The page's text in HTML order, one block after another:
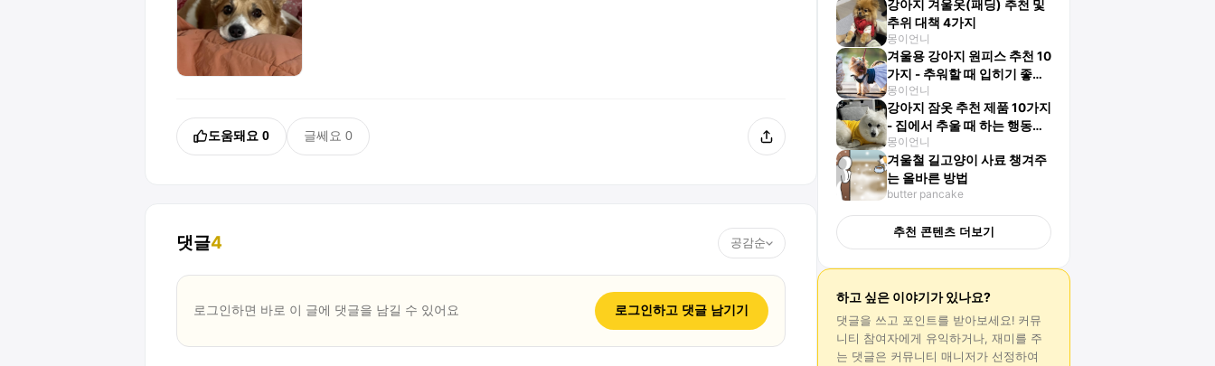
도움돼요 0 글쎄요 0
댓글4 공감순
로그인하면 바로 이 글에 댓글을 남길 수 있어요 로그인하고 댓글 남기기
강아지 겨울옷(패딩) 추천 및
추위 대책 4가지
몽이언니
겨울용 강아지 원피스 추천 10
가지 - 추워할 때 입히기 좋아
요
몽이언니
강아지 잠옷 추천 제품 10가지
- 집에서 추울 때 하는 행동
은?
몽이언니
겨울철 길고양이 사료 챙겨주
는 올바른 방법
butter pancake
추천 콘텐츠 더보기
하고 싶은 이야기가 있나요?
댓글을 쓰고 포인트를 받아보세요! 커뮤
니티 참여자에게 유익하거나, 재미를 주
는 댓글은 커뮤니티 매니저가 선정하여